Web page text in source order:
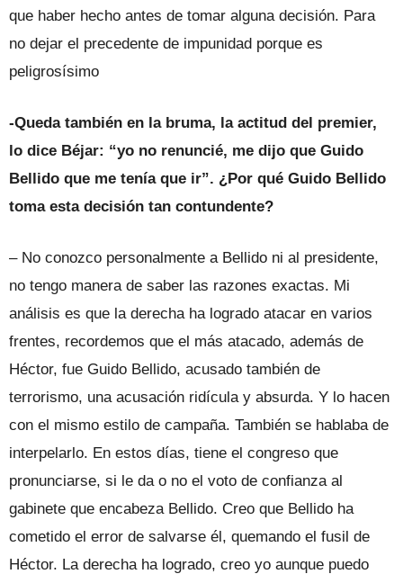
que haber hecho antes de tomar alguna decisión. Para
no dejar el precedente de impunidad porque es
peligrosísimo
-Queda también en la bruma, la actitud del premier,
lo dice Béjar: “yo no renuncié, me dijo que Guido
Bellido que me tenía que ir”. ¿Por qué Guido Bellido
toma esta decisión tan contundente?
– No conozco personalmente a Bellido ni al presidente,
no tengo manera de saber las razones exactas. Mi
análisis es que la derecha ha logrado atacar en varios
frentes, recordemos que el más atacado, además de
Héctor, fue Guido Bellido, acusado también de
terrorismo, una acusación ridícula y absurda. Y lo hacen
con el mismo estilo de campaña. También se hablaba de
interpelarlo. En estos días, tiene el congreso que
pronunciarse, si le da o no el voto de confianza al
gabinete que encabeza Bellido. Creo que Bellido ha
cometido el error de salvarse él, quemando el fusil de
Héctor. La derecha ha logrado, creo yo aunque puedo